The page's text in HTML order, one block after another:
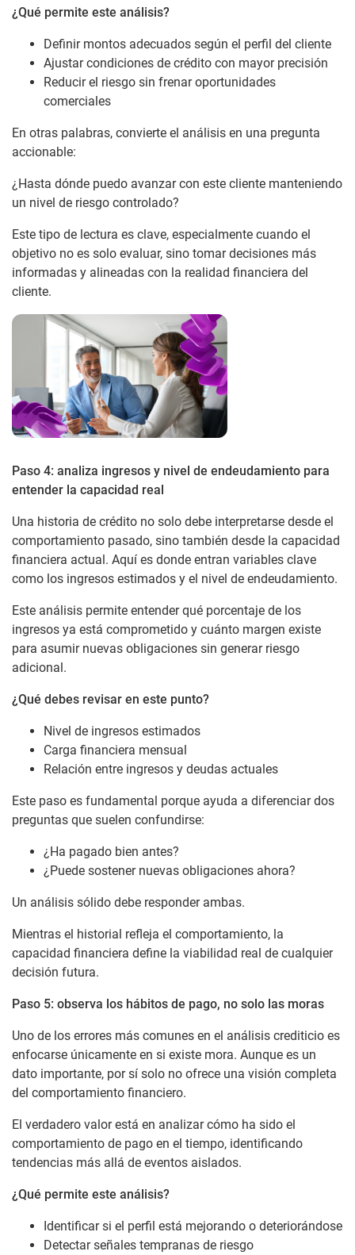
¿Qué permite este análisis?
Definir montos adecuados según el perfil del cliente
Ajustar condiciones de crédito con mayor precisión
Reducir el riesgo sin frenar oportunidades
comerciales
En otras palabras, convierte el análisis en una pregunta
accionable:
¿Hasta dónde puedo avanzar con este cliente manteniendo
un nivel de riesgo controlado?
Este tipo de lectura es clave, especialmente cuando el
objetivo no es solo evaluar, sino tomar decisiones más
informadas y alineadas con la realidad financiera del
cliente.
Paso 4: analiza ingresos y nivel de endeudamiento para
entender la capacidad real
Una historia de crédito no solo debe interpretarse desde el
comportamiento pasado, sino también desde la capacidad
financiera actual. Aquí es donde entran variables clave
como los ingresos estimados y el nivel de endeudamiento.
Este análisis permite entender qué porcentaje de los
ingresos ya está comprometido y cuánto margen existe
para asumir nuevas obligaciones sin generar riesgo
adicional.
¿Qué debes revisar en este punto?
Nivel de ingresos estimados
Carga financiera mensual
Relación entre ingresos y deudas actuales
Este paso es fundamental porque ayuda a diferenciar dos
preguntas que suelen confundirse:
¿Ha pagado bien antes?
¿Puede sostener nuevas obligaciones ahora?
Un análisis sólido debe responder ambas.
Mientras el historial refleja el comportamiento, la
capacidad financiera define la viabilidad real de cualquier
decisión futura.
Paso 5: observa los hábitos de pago, no solo las moras
Uno de los errores más comunes en el análisis crediticio es
enfocarse únicamente en si existe mora. Aunque es un
dato importante, por sí solo no ofrece una visión completa
del comportamiento financiero.
El verdadero valor está en analizar cómo ha sido el
comportamiento de pago en el tiempo, identificando
tendencias más allá de eventos aislados.
¿Qué permite este análisis?
Identificar si el perfil está mejorando o deteriorándose
Detectar señales tempranas de riesgo